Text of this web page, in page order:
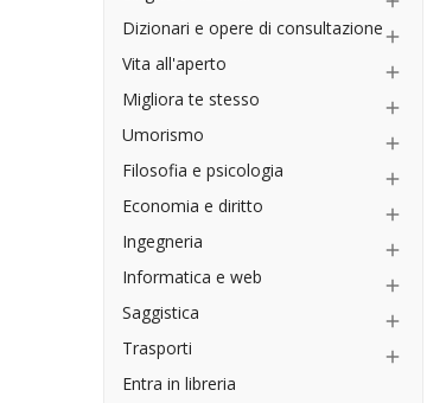
Dizionari e opere di consultazione 
Vita all'aperto 
Migliora te stesso 
Umorismo 
Filosofia e psicologia 
Economia e diritto 
Ingegneria 
Informatica e web 
Saggistica 
Trasporti 
Entra in libreria